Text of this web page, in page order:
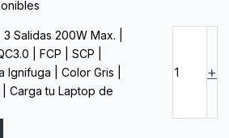
Salidas 200W Max. |
| FCP | SCP |
Ignifuga | Color Gris |
Carga tu Laptop de
+